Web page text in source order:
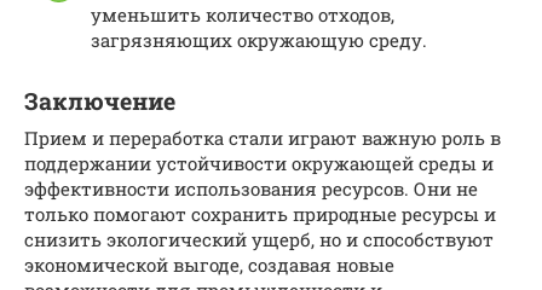
уменьшить количество отходов,
загрязняющих окружающую среду.
Заключение
Прием и переработка стали играют важную роль в
поддержании устойчивости окружающей среды и
эффективности использования ресурсов. Они не
только помогают сохранить природные ресурсы и
снизить экологический ущерб, но и способствуют
экономической выгоде, создавая новые